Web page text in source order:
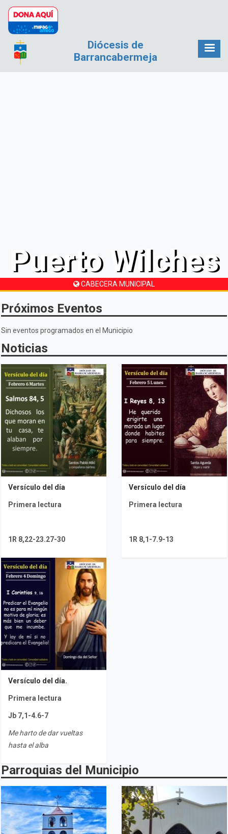
Pasar al contenido principal
Diócesis de
Barrancabermeja
Puerto Wilches
CABECERA MUNICIPAL
Próximos Eventos
Sin eventos programados en el Municipio
Noticias
Versículo del día
Primera lectura
1R 8,22-23.27-30
Versículo del día
Primera lectura
1R 8,1-7.9-13
Versículo del día.
Primera lectura
Jb 7,1-4.6-7
Me harto de dar vueltas
hasta el alba
Parroquias del Municipio